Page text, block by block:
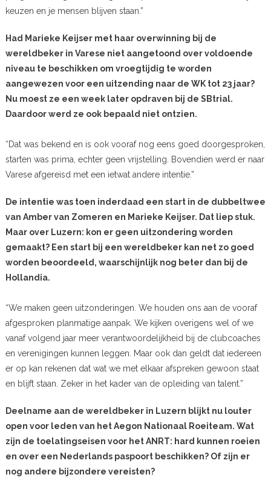
keuzen en je mensen blijven staan.”
Had Marieke Keijser met haar overwinning bij de
wereldbeker in Varese niet aangetoond over voldoende
niveau te beschikken om vroegtijdig te worden
aangewezen voor een uitzending naar de WK tot 23 jaar?
Nu moest ze een week later opdraven bij de SBtrial.
Daardoor werd ze ook bepaald niet ontzien.
“Dat was bekend en is ook vooraf nog eens goed doorgesproken,
starten was prima, echter geen vrijstelling. Bovendien werd er naar
Varese afgereisd met een ietwat andere intentie.”
De intentie was toen inderdaad een start in de dubbeltwee
van Amber van Zomeren en Marieke Keijser. Dat liep stuk.
Maar over Luzern: kon er geen uitzondering worden
gemaakt? Een start bij een wereldbeker kan net zo goed
worden beoordeeld, waarschijnlijk nog beter dan bij de
Hollandia.
“We maken geen uitzonderingen. We houden ons aan de vooraf
afgesproken planmatige aanpak. We kijken overigens wel of we
vanaf volgend jaar meer verantwoordelijkheid bij de clubcoaches
en verenigingen kunnen leggen. Maar ook dan geldt dat iedereen
er op kan rekenen dat wat we met elkaar afspreken gewoon staat
en blijft staan. Zeker in het kader van de opleiding van talent.”
Deelname aan de wereldbeker in Luzern blijkt nu louter
open voor leden van het Aegon Nationaal Roeiteam. Wat
zijn de toelatingseisen voor het ANRT: hard kunnen roeien
en over een Nederlands paspoort beschikken? Of zijn er
nog andere bijzondere vereisten?